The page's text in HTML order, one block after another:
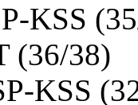
KSS
(36/38)
KSS